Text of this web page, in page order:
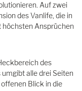
Auf zwei
des Vanlife, die in
höchsten Ansprüchen
des
alle drei Seiten
Blick in die